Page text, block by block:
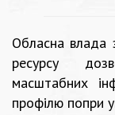
Обласна влада
ресурсу
масштабних
профілю попри